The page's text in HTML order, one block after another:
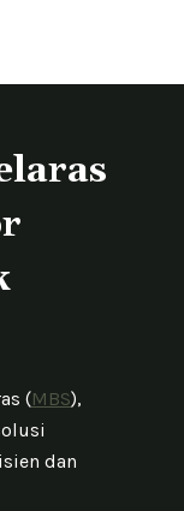
(MBS),
dan